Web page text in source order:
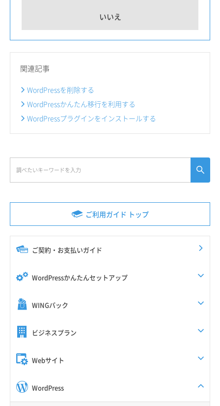
ご利用ガイド トップ
ご契約・お支払いガイド
WordPressかんたんセットアップ
WINGパック
ビジネスプラン
Webサイト
WordPress
いいえ
関連記事
WordPressを削除する
WordPressかんたん移行を利用する
WordPressプラグインをインストールする